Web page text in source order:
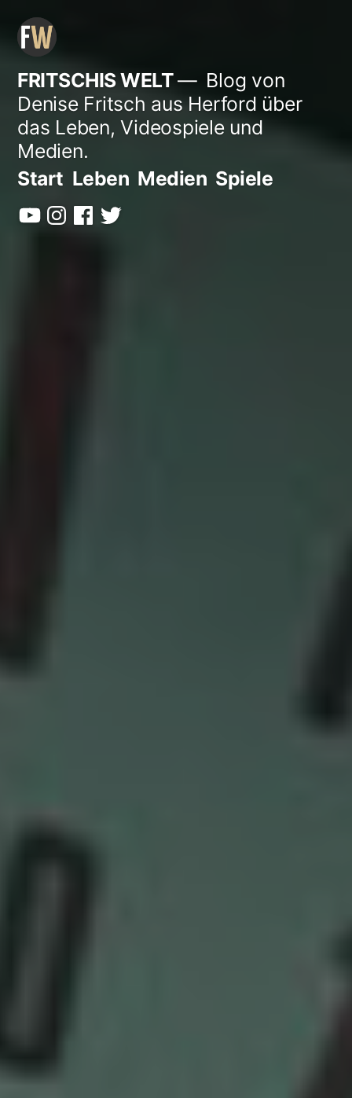
Zum
Inhalt
springen
FRITSCHIS WELT
Blog von
Denise Fritsch aus Herford über
das Leben, Videospiele und
Medien.
Start Leben Medien Spiele
YouTube
Instagram
Facebook
Twitter